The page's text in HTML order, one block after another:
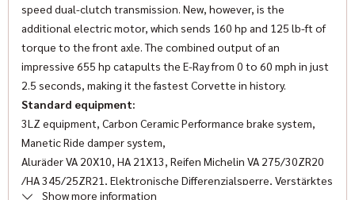
Number of seats
2
Interior color
Innenausstattung
leather
Klimatisierung
✓ LED-Scheinwerfer
Power steering
✓ Sports seats
✓ Traction control
✓ Leather steering wheel
✓ Tire pressure control
speed dual-clutch transmission. New, however, is the
additional electric motor, which sends 160 hp and 125 lb-ft of
torque to the front axle. The combined output of an
impressive 655 hp catapults the E-Ray from 0 to 60 mph in just
2.5 seconds, making it the fastest Corvette in history.
Standard equipment:
3LZ equipment, Carbon Ceramic Performance brake system,
Manetic Ride damper system,
Aluräder VA 20X10, HA 21X13, Reifen Michelin VA 275/30ZR20
/HA 345/25ZR21, Elektronische Differenzialsperre, Verstärktes
Show more information